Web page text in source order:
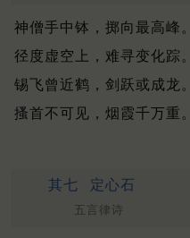
神僧手中钵，掷向最高峰。
径度虚空上，难寻变化踪。
锡飞曾近鹤，剑跃或成龙。
搔首不可见，烟霞千万重。
其七 定心石
五言律诗